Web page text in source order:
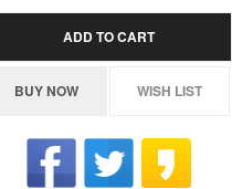
ADD TO CART
BUY NOW WISH LIST